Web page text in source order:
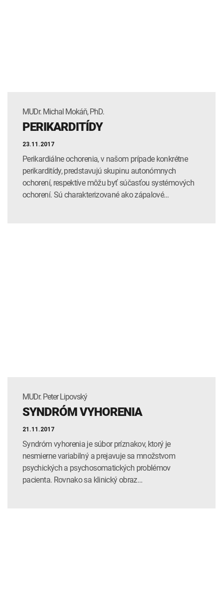
MUDr. Michal Mokáň, PhD.
PERIKARDITÍDY
23.11.2017
Perikardiálne ochorenia, v našom prípade konkrétne
perikarditídy, predstavujú skupinu autonómnych
ochorení, respektíve môžu byť súčasťou systémových
ochorení. Sú charakterizované ako zápalové…
MUDr. Peter Lipovský
SYNDRÓM VYHORENIA
21.11.2017
Syndróm vyhorenia je súbor príznakov, ktorý je
nesmierne variabilný a prejavuje sa množstvom
psychických a psychosomatických problémov
pacienta. Rovnako sa klinický obraz…